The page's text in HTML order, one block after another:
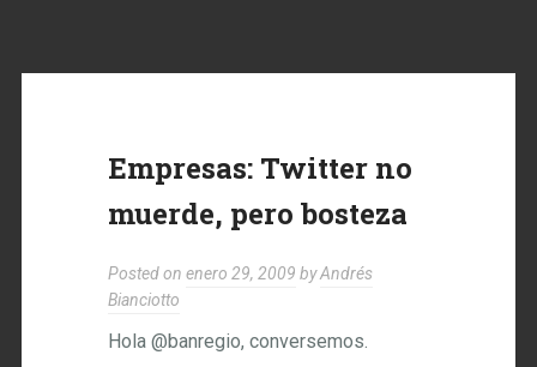
Empresas: Twitter no
muerde, pero bosteza
Posted onenero 29, 2009 byAndrés
Bianciotto
Hola @banregio, conversemos.